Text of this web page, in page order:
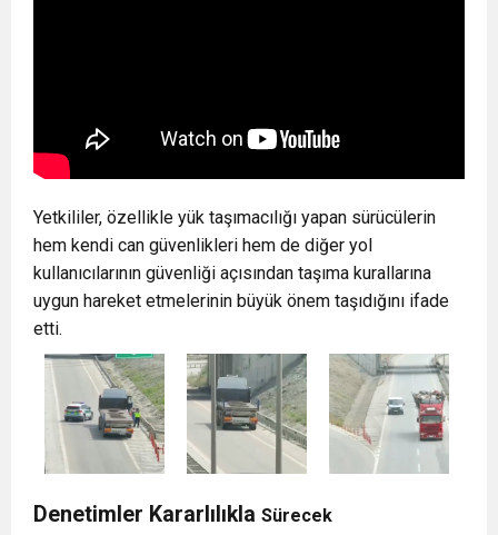
Yetkililer, özellikle yük taşımacılığı yapan sürücülerin
hem kendi can güvenlikleri hem de diğer yol
kullanıcılarının güvenliği açısından taşıma kurallarına
uygun hareket etmelerinin büyük önem taşıdığını ifade
etti.
Denetimler Kararlılıkla Sürecek